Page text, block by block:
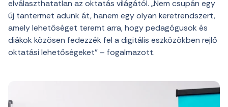
elválaszthatatlan az oktatás világától. „Nem csupán egy
új tantermet adunk át, hanem egy olyan keretrendszert,
amely lehetőséget teremt arra, hogy pedagógusok és
diákok közösen fedezzék fel a digitális eszközökben rejlő
oktatási lehetőségeket” – fogalmazott.